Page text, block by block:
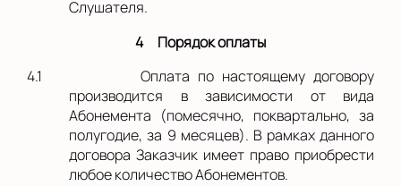
Слушателя.
4
Порядок оплаты
4.1
Оплата по настоящему договору
производится в зависимости от вида
Абонемента (помесячно, поквартально, за
полугодие, за 9 месяцев). В рамках данного
договора Заказчик имеет право приобрести
любое количество Абонементов.